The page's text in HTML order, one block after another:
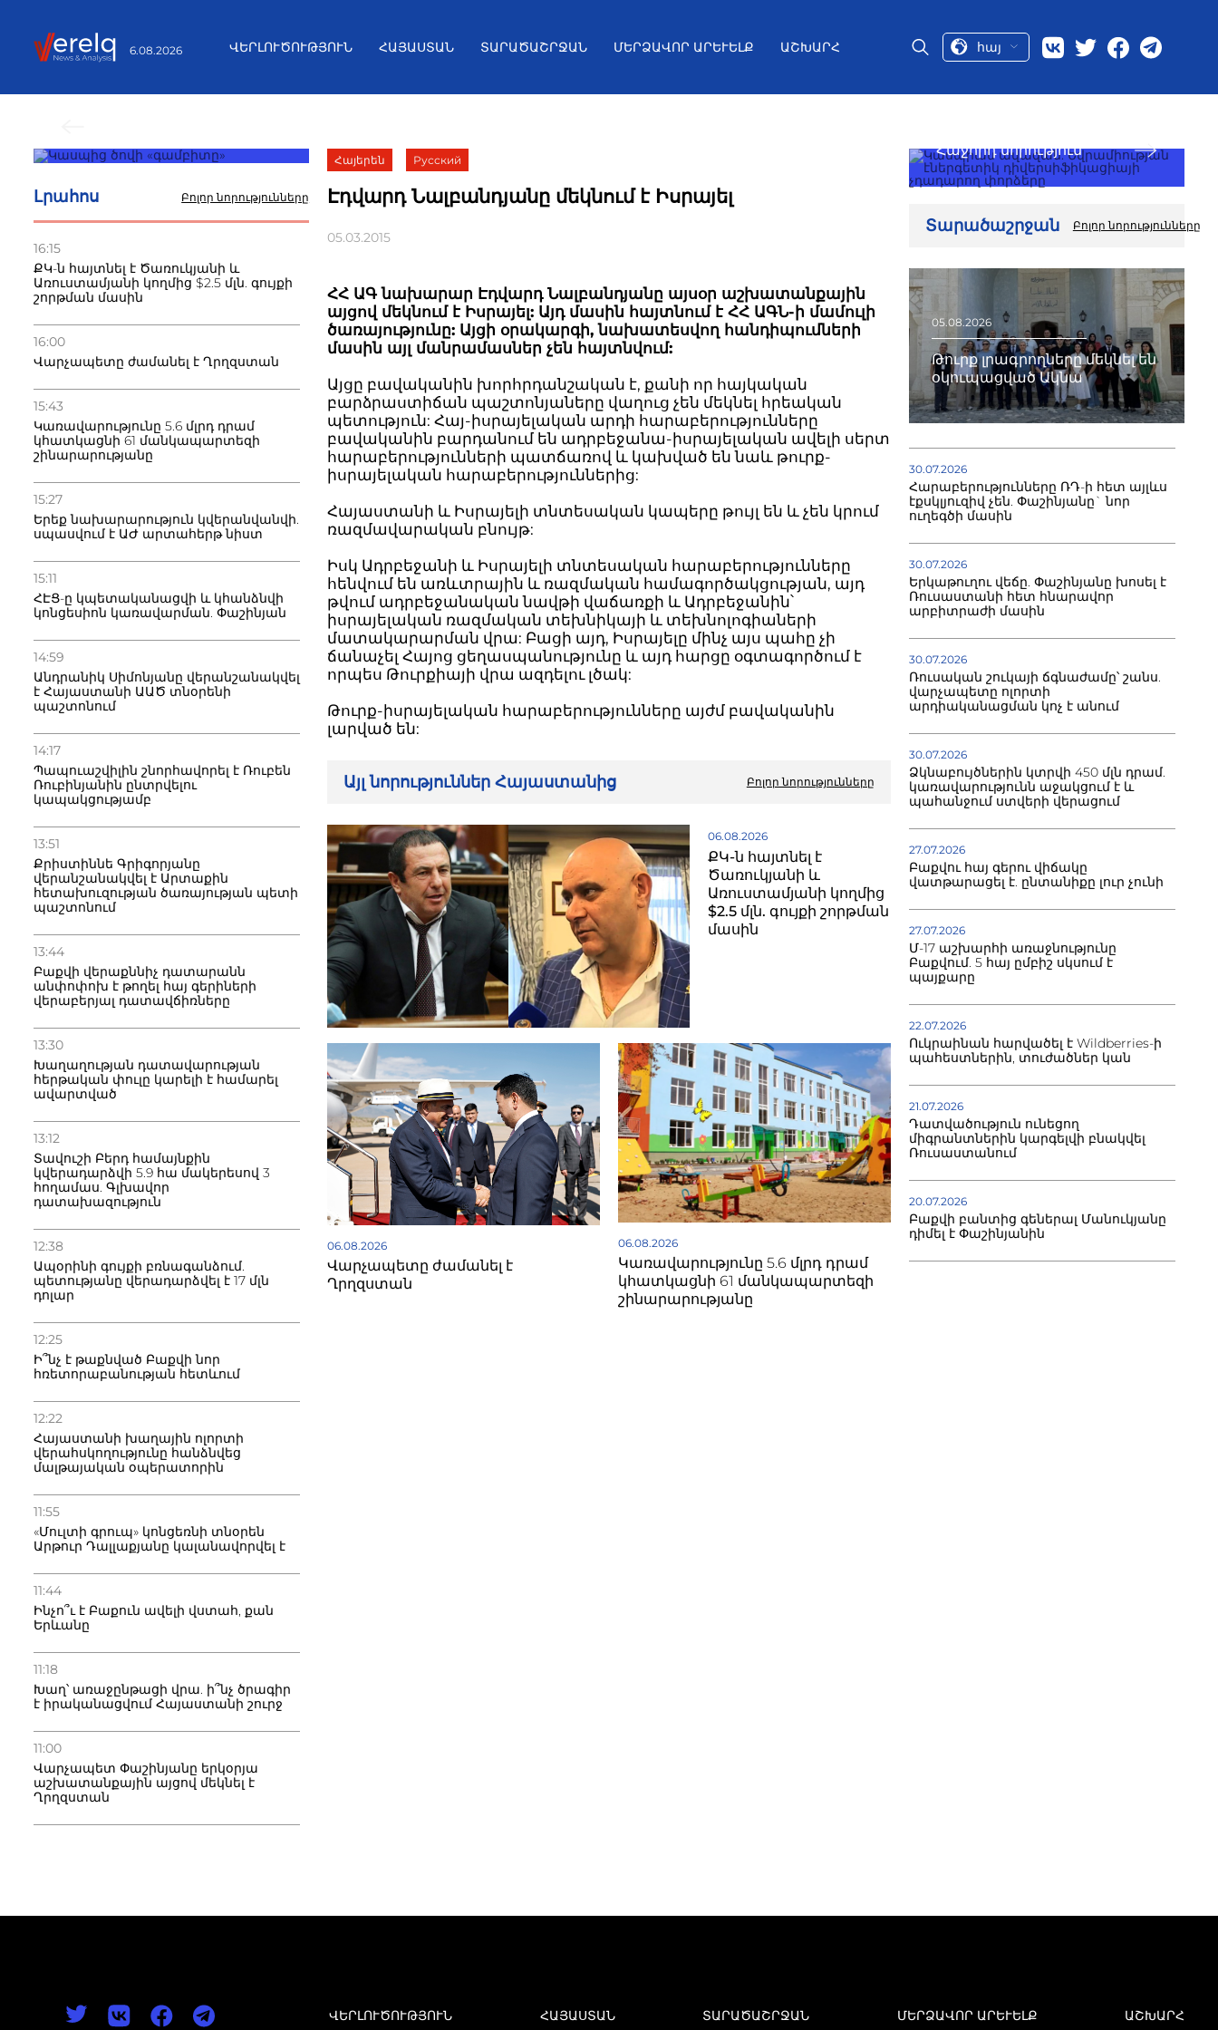
6.08.2026 ՎԵՐԼՈՒԾՈՒԹՅՈՒՆ ՀԱՅԱՍՏԱՆ ՏԱՐԱԾԱՇՐՋԱՆ ՄԵՐՁԱՎՈՐ ԱՐԵՒԵԼՔ ԱՇԽԱՐՀ հայ
Լրահոս Բոլոր նորությունները
16:15
ՔԿ-ն հայտնել է Ծառուկյանի և
Առուստամյանի կողմից $2.5 մլն. գույքի
շորթման մասին
16:00
Վարչապետը ժամանել է Ղրղզստան
15:43
Կառավարությունը 5.6 մլրդ դրամ
կհատկացնի 61 մանկապարտեզի
շինարարությանը
15:27
Երեք նախարարություն կվերանվանվի.
սպասվում է ԱԺ արտահերթ նիստ
15:11
ՀԷՑ-ը կպետականացվի և կհանձնվի
կոնցեսիոն կառավարման. Փաշինյան
14:59
Անդրանիկ Սիմոնյանը վերանշանակվել
է Հայաստանի ԱԱԾ տնօրենի
պաշտոնում
14:17
Պապուաշվիլին շնորհավորել է Ռուբեն
Ռուբինյանին ընտրվելու
կապակցությամբ
13:51
Քրիստիննե Գրիգորյանը
վերանշանակվել է Արտաքին
հետախուզության ծառայության պետի
պաշտոնում
13:44
Բաքվի վերաքննիչ դատարանն
անփոփոխ է թողել հայ գերիների
վերաբերյալ դատավճիռները
13:30
Խաղաղության դատավարության
հերթական փուլը կարելի է համարել
ավարտված
13:12
Տավուշի Բերդ համայնքին
կվերադարձվի 5.9 հա մակերեսով 3
հողամաս. Գլխավոր
դատախազություն
12:38
Ապօրինի գույքի բռնագանձում.
պետությանը վերադարձվել է 17 մլն
դոլար
12:25
Ի՞նչ է թաքնված Բաքվի նոր
հռետորաբանության հետևում
12:22
Հայաստանի խաղային ոլորտի
վերահսկողությունը հանձնվեց
մալթայական օպերատորին
11:55
«Մուլտի գրուպ» կոնցեռնի տնօրեն
Արթուր Դալլաքյանը կալանավորվել է
11:44
Ինչո՞ւ է Բաքուն ավելի վստահ, քան
Երևանը
11:18
Խաղ՝ առաջընթացի վրա. ի՞նչ ծրագիր
է իրականացվում Հայաստանի շուրջ
11:00
Վարչապետ Փաշինյանը երկօրյա
աշխատանքային այցով մեկնել է
Ղրղզստան
Հայերեն Русский
Էդվարդ Նալբանդյանը մեկնում է Իսրայել
05.03.2015
ՀՀ ԱԳ նախարար Էդվարդ Նալբանդյանը այսօր աշխատանքային
այցով մեկնում է Իսրայել: Այդ մասին հայտնում է ՀՀ ԱԳՆ-ի մամուլի
ծառայությունը: Այցի օրակարգի, նախատեսվող հանդիպումների
մասին այլ մանրամասներ չեն հայտնվում:
Այցը բավականին խորհրդանշական է, քանի որ հայկական
բարձրաստիճան պաշտոնյաները վաղուց չեն մեկնել հրեական
պետություն: Հայ-իսրայելական արդի հարաբերությունները
բավականին բարդանում են ադրբեջանա-իսրայելական ավելի սերտ
հարաբերությունների պատճառով և կախված են նաև թուրք-
իսրայելական հարաբերություններից:
Հայաստանի և Իսրայելի տնտեսական կապերը թույլ են և չեն կրում
ռազմավարական բնույթ:
Իսկ Ադրբեջանի և Իսրայելի տնտեսական հարաբերությունները
հենվում են առևտրային և ռազմական համագործակցության, այդ
թվում ադրբեջանական նավթի վաճառքի և Ադրբեջանին՝
իսրայելական ռազմական տեխնիկայի և տեխնոլոգիաների
մատակարարման վրա: Բացի այդ, Իսրայելը մինչ այս պահը չի
ճանաչել Հայոց ցեղասպանությունը և այդ հարցը օգտագործում է
որպես Թուրքիայի վրա ազդելու լծակ:
Թուրք-իսրայելական հարաբերությունները այժմ բավականին
լարված են:
Այլ նորություններ Հայաստանից Բոլոր նորությունները
06.08.2026
ՔԿ-ն հայտնել է
Ծառուկյանի և
Առուստամյանի կողմից
$2.5 մլն. գույքի շորթման
մասին
06.08.2026
Վարչապետը ժամանել է
Ղրղզստան
06.08.2026
Կառավարությունը 5.6 մլրդ դրամ
կհատկացնի 61 մանկապարտեզի
շինարարությանը
Հաջորդ նորություն
Տարածաշրջան Բոլոր նորությունները
05.08.2026
Թուրք լրագրողները մեկնել են
օկուպացված Ակնա
30.07.2026
Հարաբերությունները ՌԴ-ի հետ այլևս
էքսկլյուզիվ չեն. Փաշինյանը` նոր
ուղեգծի մասին
30.07.2026
Երկաթուղու վեճը. Փաշինյանը խոսել է
Ռուսաստանի հետ հնարավոր
արբիտրաժի մասին
30.07.2026
Ռուսական շուկայի ճգնաժամը՝ շանս.
վարչապետը ոլորտի
արդիականացման կոչ է անում
30.07.2026
Ձկնաբույծներին կտրվի 450 մլն դրամ.
կառավարությունն աջակցում է և
պահանջում ստվերի վերացում
27.07.2026
Բաքվու հայ գերու վիճակը
վատթարացել է. ընտանիքը լուր չունի
27.07.2026
Մ-17 աշխարհի առաջնությունը
Բաքվում. 5 հայ ըմբիշ սկսում է
պայքարը
22.07.2026
Ուկրաինան հարվածել է Wildberries-ի
պահեստներին, տուժածներ կան
21.07.2026
Դատվածություն ունեցող
միգրանտներին կարգելվի բնակվել
Ռուսաստանում
20.07.2026
Բաքվի բանտից գեներալ Մանուկյանը
դիմել է Փաշինյանին
ՎԵՐԼՈՒԾՈՒԹՅՈՒՆ ՀԱՅԱՍՏԱՆ ՏԱՐԱԾԱՇՐՋԱՆ ՄԵՐՁԱՎՈՐ ԱՐԵՒԵԼՔ ԱՇԽԱՐՀ